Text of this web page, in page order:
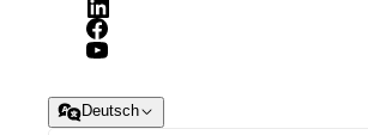
Deutsch